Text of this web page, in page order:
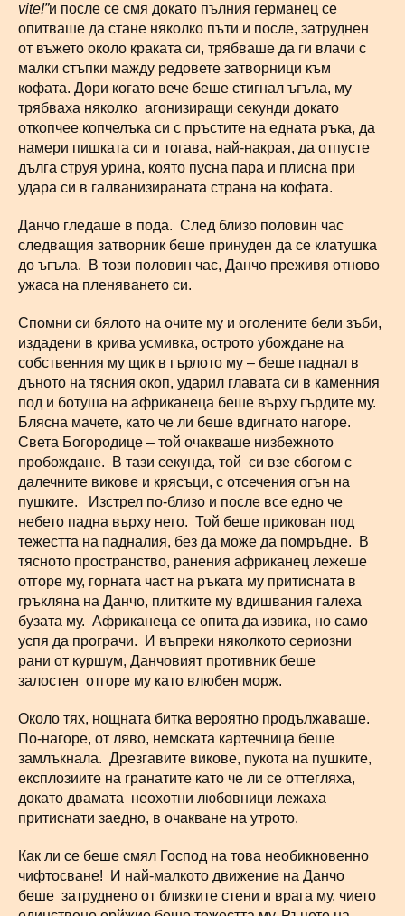
vite!”и после се смя докато пълния германец се
опитваше да стане няколко пъти и после, затруднен
от въжето около краката си, трябваше да ги влачи с
малки стъпки мажду редовете затворници към
кофата. Дори когато вече беше стигнал ъгъла, му
трябваха няколко агонизиращи секунди докато
откопчее копчелъка си с пръстите на едната ръка, да
намери пишката си и тогава, най-накрая, да отпусте
дълга струя урина, която пусна пара и плисна при
удара си в галванизираната страна на кофата.
Данчо гледаше в пода. След близо половин час
следващия затворник беше принуден да се клатушка
до ъгъла. В този половин час, Данчо преживя отново
ужаса на пленяването си.
Спомни си бялото на очите му и оголените бели зъби,
издадени в крива усмивка, острото убождане на
собственния му щик в гърлото му – беше паднал в
дъното на тясния окоп, ударил главата си в каменния
под и ботуша на африканеца беше върху гърдите му.
Блясна мачете, като че ли беше вдигнато нагоре.
Света Богородице – той очакваше низбежното
пробождане. В тази секунда, той си взе сбогом с
далечните викове и крясъци, с отсечения огън на
пушките. Изстрел по-близо и после все едно че
небето падна върху него. Той беше прикован под
тежестта на падналия, без да може да помръдне. В
тясното пространство, ранения африканец лежеше
отгоре му, горната част на ръката му притисната в
гръкляна на Данчо, плитките му вдишвания галеха
бузата му. Африканеца се опита да извика, но само
успя да програчи. И въпреки няколкото сериозни
рани от куршум, Данчовият противник беше
залостен отгоре му като влюбен морж.
Около тях, нощната битка вероятно продължаваше.
По-нагоре, от ляво, немската картечница беше
замлъкнала. Дрезгавите викове, пукота на пушките,
експлозиите на гранатите като че ли се оттегляха,
докато двамата неохотни любовници лежаха
притиснати заедно, в очакване на утрото.
Как ли се беше смял Господ на това необикновенно
чифтосване! И най-малкото движение на Данчо
беше затруднено от близките стени и врага му, чието